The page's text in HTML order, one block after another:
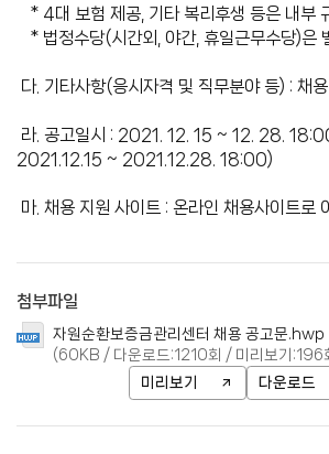
* 4대 보험 제공, 기타 복리후생 등은 내부
* 법정수당(시간외, 야간, 휴일근무수당)은
다. 기타사항(응시자격 및 직무분야 등) : 채
라. 공고일시 : 2021. 12. 15 ~ 12. 28.
2021.12.15 ~ 2021.12.28. 18:00)
마. 채용 지원 사이트 :온라인 채용사이트로
첨부파일
자원순환보증금관리센터 채용 공고문.hwp
(60KB / 다운로드:1210회 / 미리보기:196
미리보기
다운로드